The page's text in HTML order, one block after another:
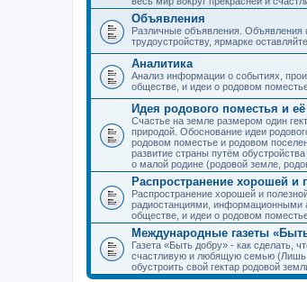
Объявления
Различные объявления. Объявления
трудоустройству, ярмарке
Аналитика
Анализ информации о событиях,
обществе, и идеи о родовом
Идея родового поместья и
Счастье на земле размером один
природой. Обоснование идеи
родовом поместье и родовом
развитие страны путём
о малой родине (родовой земле,
Распространение хорошей
Распространение хорошей и
радиостанциями, информационными
обществе, и идеи о родовом
Международные газеты
Газета «Быть добру» - как сделать,
счастливую и любящую семью (Лишь
обустроить свой гектар родовой